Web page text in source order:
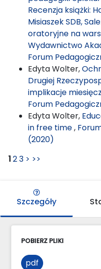
Recenzja książki:
Misiaszek SDB,
oratoryjne na
Wydawnictwo
Forum
Edyta Wolter,
Drugiej
implikacje
Forum
Edyta Wolter,
in free time,
(2020)
123 > >>
Szczegóły
POBIERZ PLIKI
pdf